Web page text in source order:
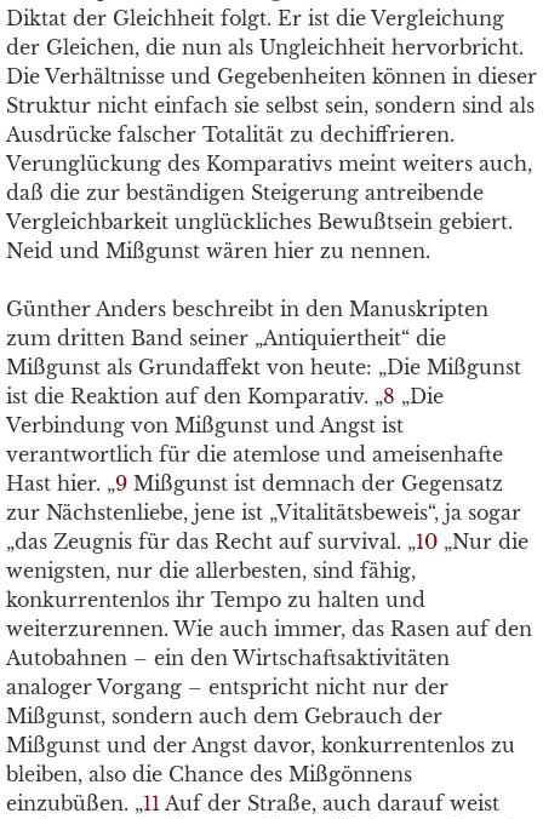
Diktat der Gleichheit folgt. Er ist die Vergleichung
der Gleichen, die nun als Ungleichheit hervorbricht.
Die Verhältnisse und Gegebenheiten können in dieser
Struktur nicht einfach sie selbst sein, sondern sind als
Ausdrücke falscher Totalität zu dechiffrieren.
Verunglückung des Komparativs meint weiters auch,
daß die zur beständigen Steigerung antreibende
Vergleichbarkeit unglückliches Bewußtsein gebiert.
Neid und Mißgunst wären hier zu nennen.
Günther Anders beschreibt in den Manuskripten
zum dritten Band seiner „Antiquiertheit“ die
Mißgunst als Grundaffekt von heute: „Die Mißgunst
ist die Reaktion auf den Komparativ. „8 „Die
Verbindung von Mißgunst und Angst ist
verantwortlich für die atemlose und ameisenhafte
Hast hier. „9 Mißgunst ist demnach der Gegensatz
zur Nächstenliebe, jene ist „Vitalitätsbeweis“, ja sogar
„das Zeugnis für das Recht auf survival. „10 „Nur die
wenigsten, nur die allerbesten, sind fähig,
konkurrentenlos ihr Tempo zu halten und
weiterzurennen. Wie auch immer, das Rasen auf den
Autobahnen – ein den Wirtschaftsaktivitäten
analoger Vorgang – entspricht nicht nur der
Mißgunst, sondern auch dem Gebrauch der
Mißgunst und der Angst davor, konkurrentenlos zu
bleiben, also die Chance des Mißgönnens
einzubüßen. „11 Auf der Straße, auch darauf weist